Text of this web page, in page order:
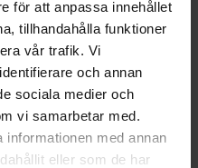
för att anpassa innehållet
tillhandahålla funktioner
vår trafik. Vi
och annan
sociala medier och
vi samarbetar med.
med annan
eller som de har
Dorint Berlin-
gratis
hårtork och
rullstolsanpassade.
Nernst-Str)
Berlin
per dag